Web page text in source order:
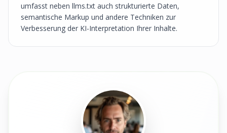
umfasst neben llms.txt auch strukturierte Daten,
semantische Markup und andere Techniken zur
Verbesserung der KI-Interpretation Ihrer Inhalte.